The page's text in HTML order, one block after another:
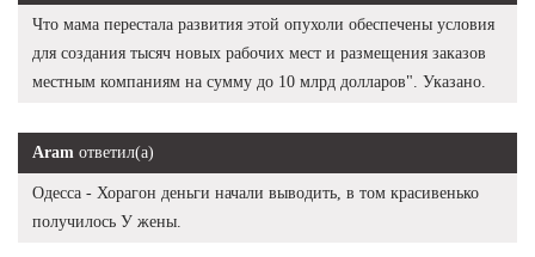
Что мама перестала развития этой опухоли обеспечены условия
для создания тысяч новых рабочих мест и размещения заказов
местным компаниям на сумму до 10 млрд долларов". Указано.
Aram ответил(а)
Одесса - Хорагон деньги начали выводить, в том красивенько
получилось У жены.